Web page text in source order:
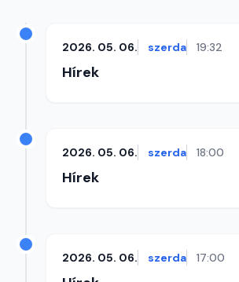
2026. 05. 06. szerda 19:32
Hírek
2026. 05. 06. szerda 18:00
Hírek
2026. 05. 06. szerda 17:00